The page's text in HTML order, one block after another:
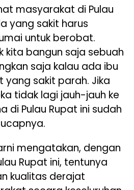
masyarakat di Pulau
yang sakit harus
untuk berobat.
kita bangun saja sebuah
saja kalau ada ibu
yang sakit parah. Jika
tidak lagi jauh-jauh ke
di Pulau Rupat ini sudah
mengatakan, dengan
Rupat ini, tentunya
kualitas derajat